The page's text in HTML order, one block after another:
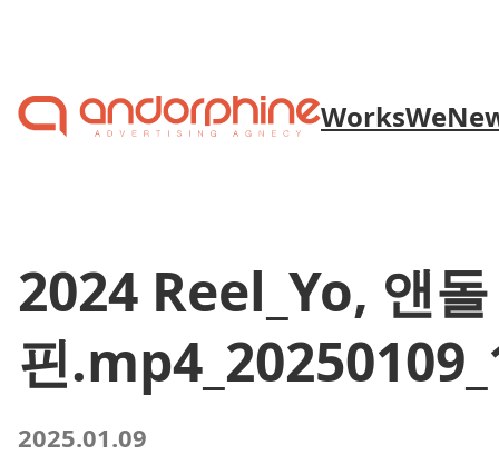
WorksWe
2024 Reel_Yo, 앤돌
핀
2025.01.09